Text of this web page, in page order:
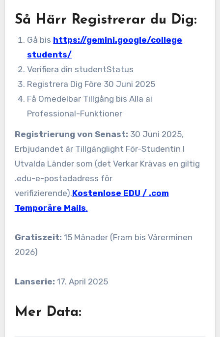
Så Härr Registrerar du Dig:
Gå bis https://gemini.google/college
students/
Verifiera din studentStatus
Registrera Dig Före 30 Juni 2025
Få Omedelbar Tillgång bis Alla ai
Professional-Funktioner
Registrierung von Senast: 30 Juni 2025,
Erbjudandet är Tillgänglight För-Studentin I
Utvalda Länder som (det Verkar Krävas en giltig
.edu-e-postadadress för
verifizierende).Kostenlose EDU / .com
Temporäre Mails.
Gratiszeit: 15 Månader (Fram bis Vårerminen
2026)
Lanserie: 17. April 2025
Mer Data: